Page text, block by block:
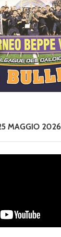
MAGGIO 2026